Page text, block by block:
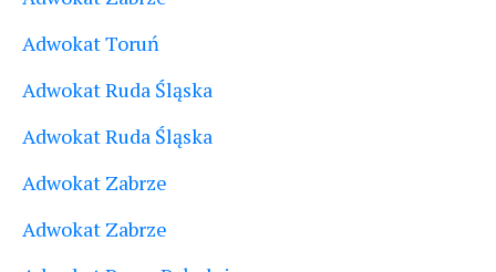
Adwokat Toruń
Adwokat Ruda Śląska
Adwokat Ruda Śląska
Adwokat Zabrze
Adwokat Zabrze